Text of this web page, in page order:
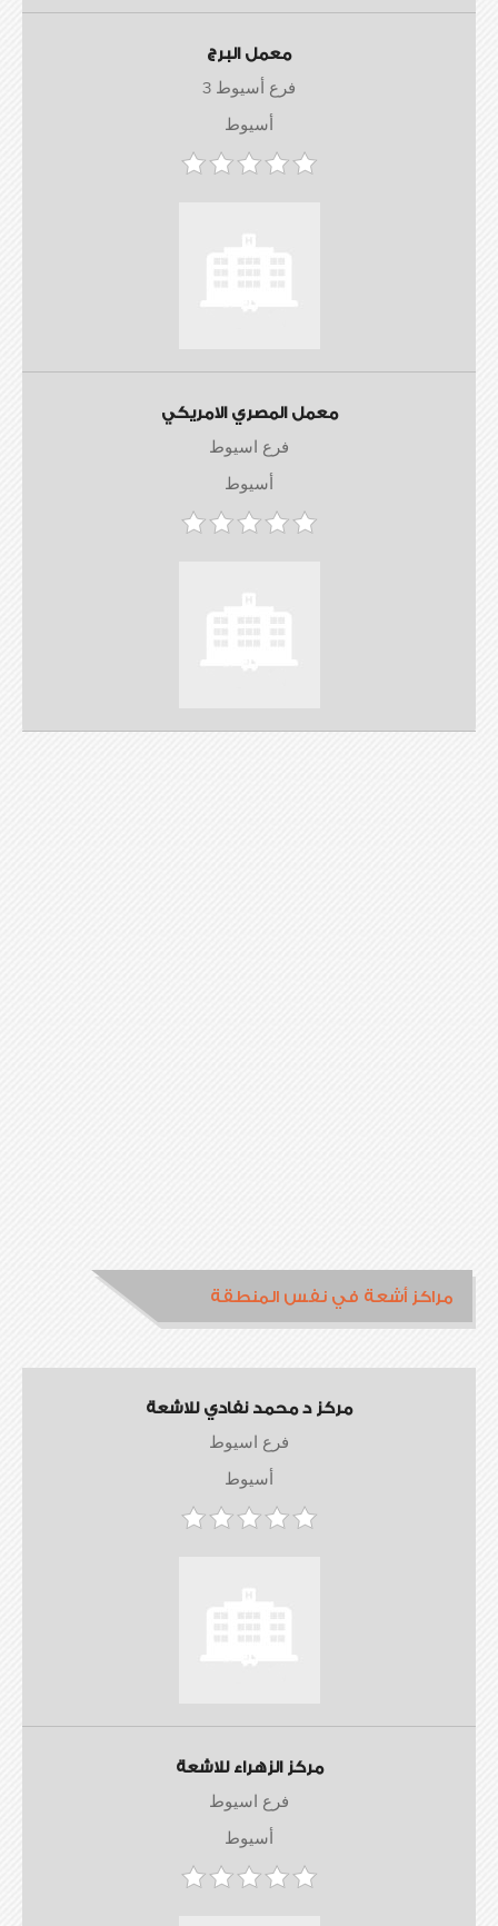
معمل البرج
فرع أسيوط 3
أسيوط
معمل المصري الامريكي
فرع اسيوط
أسيوط
مراكز أشعة في نفس المنطقة
مركز د محمد نفادي للاشعة
فرع اسيوط
أسيوط
مركز الزهراء للاشعة
فرع اسيوط
أسيوط